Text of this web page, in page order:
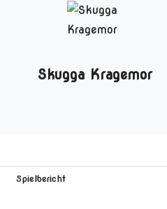
Skugga Kragemor
Spielbericht